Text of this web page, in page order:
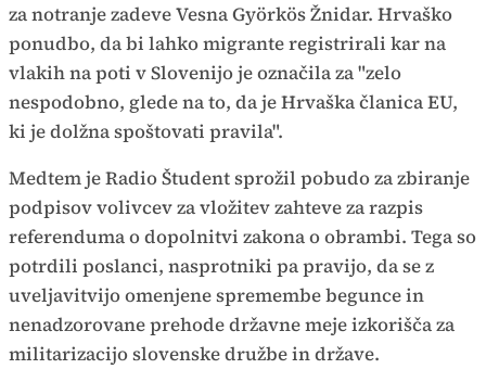
za notranje zadeve Vesna Györkös Žnidar. Hrvaško
ponudbo, da bi lahko migrante registrirali kar na
vlakih na poti v Slovenijo je označila za "zelo
nespodobno, glede na to, da je Hrvaška članica EU,
ki je dolžna spoštovati pravila".
Medtem je Radio Študent sprožil pobudo za zbiranje
podpisov volivcev za vložitev zahteve za razpis
referenduma o dopolnitvi zakona o obrambi. Tega so
potrdili poslanci, nasprotniki pa pravijo, da se z
uveljavitvijo omenjene spremembe begunce in
nenadzorovane prehode državne meje izkorišča za
militarizacijo slovenske družbe in države.